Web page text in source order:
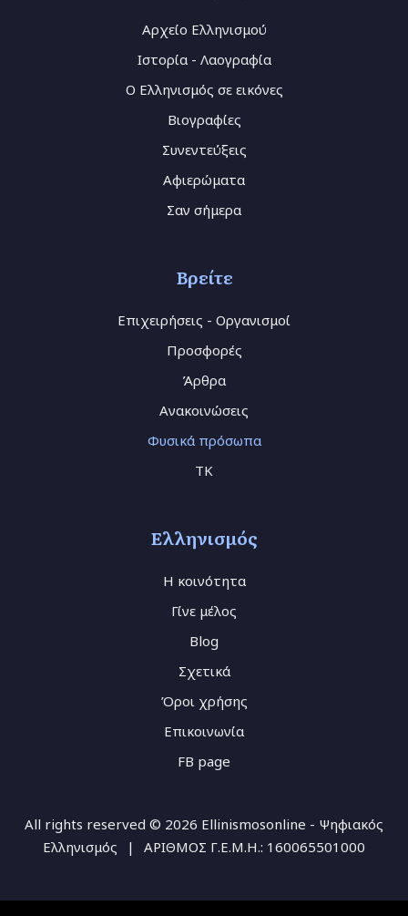
Αρχείο Ελληνισμού
Ιστορία - Λαογραφία
Ο Ελληνισμός σε εικόνες
Βιογραφίες
Συνεντεύξεις
Αφιερώματα
Σαν σήμερα
Βρείτε
Επιχειρήσεις - Οργανισμοί
Προσφορές
Άρθρα
Ανακοινώσεις
Φυσικά πρόσωπα
TK
Ελληνισμός
Η κοινότητα
Γίνε μέλος
Blog
Σχετικά
Όροι χρήσης
Επικοινωνία
FB page
All rights reserved © 2026 Ellinismosonline - Ψηφιακός
Ελληνισμός
| ΑΡΙΘΜΟΣ Γ.Ε.Μ.Η.: 160065501000